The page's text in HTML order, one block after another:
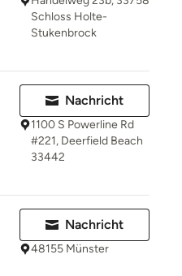
Schloss Holte-
Stukenbrock
Nachricht
1100 S Powerline Rd
#221, Deerfield Beach
33442
Nachricht
48155 Münster